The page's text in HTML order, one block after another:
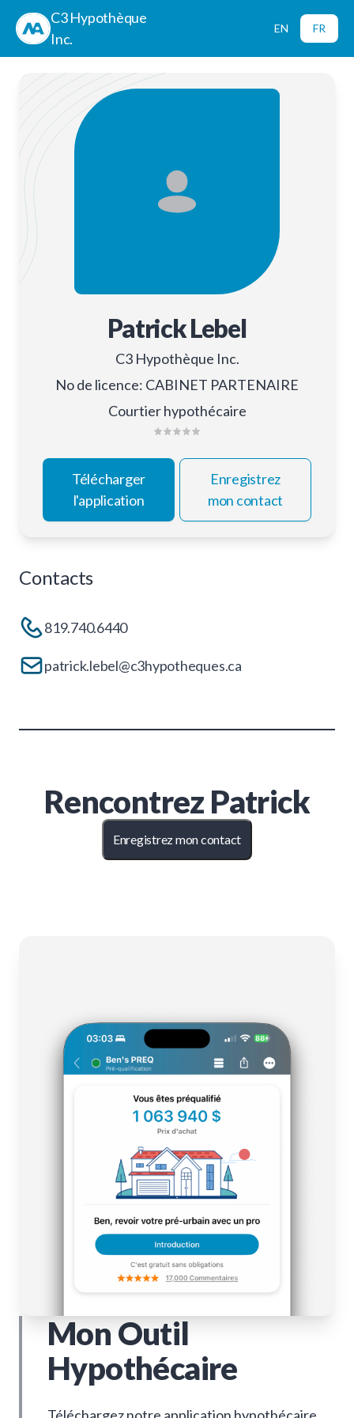
C3 Hypothèque
Inc.
EN FR
Patrick Lebel
C3 Hypothèque Inc.
No de licence: CABINET PARTENAIRE
Courtier hypothécaire
Télécharger
l'application
Enregistrez
mon contact
Contacts
819.740.6440
patrick.lebel@c3hypotheques.ca
Rencontrez Patrick
Enregistrez mon contact
Mon Outil
Hypothécaire